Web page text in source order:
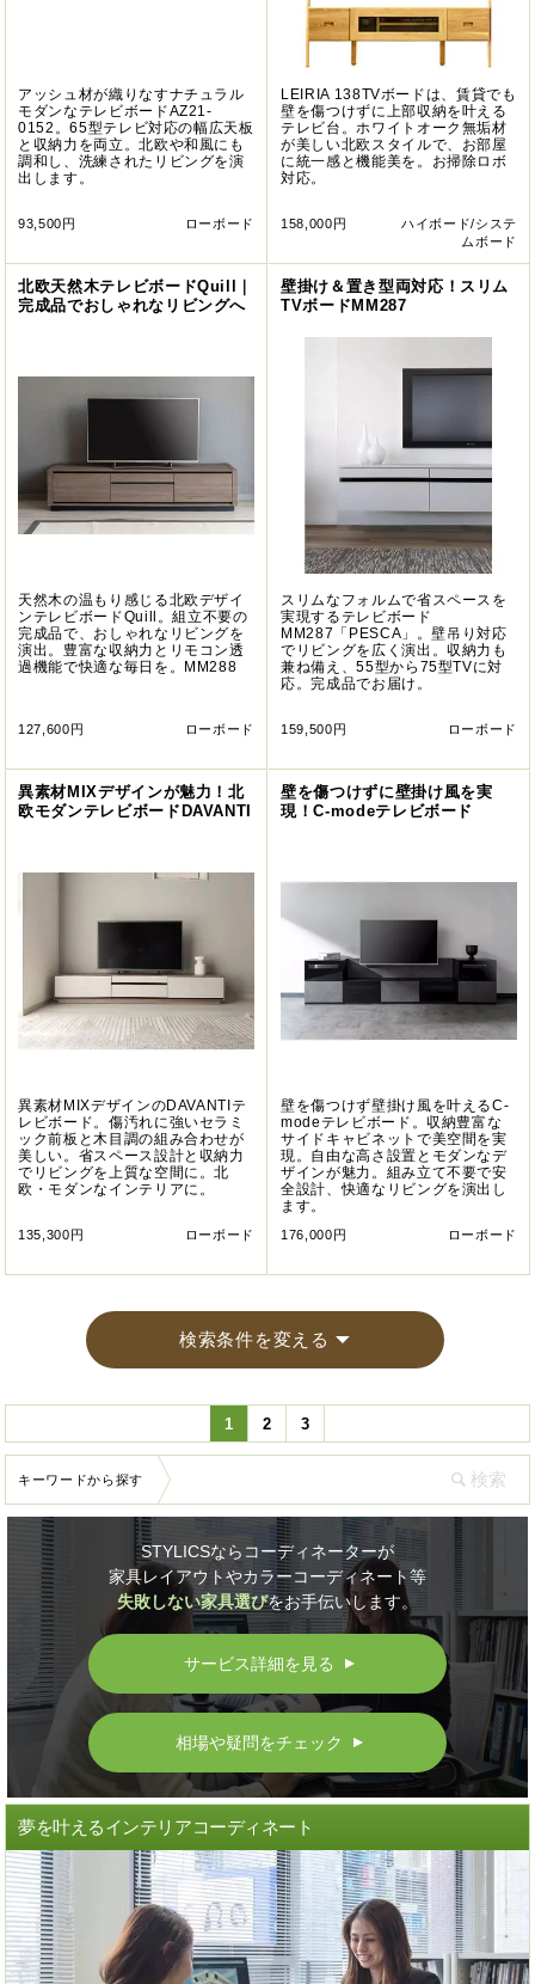
アッシュ材が織りなすナチュラル
モダンなテレビボードAZ21-
0152。65型テレビ対応の幅広天板
と収納力を両立。北欧や和風にも
調和し、洗練されたリビングを演
出します。
93,500円 ローボード
LEIRIA 138TVボードは、賃貸でも
壁を傷つけずに上部収納を叶える
テレビ台。ホワイトオーク無垢材
が美しい北欧スタイルで、お部屋
に統一感と機能美を。お掃除ロボ
対応。
158,000円
ハイボード/システ
ムボード
北欧天然木テレビボードQuill｜
完成品でおしゃれなリビングへ
天然木の温もり感じる北欧デザイ
ンテレビボードQuill。組立不要の
完成品で、おしゃれなリビングを
演出。豊富な収納力とリモコン透
過機能で快適な毎日を。MM288
127,600円 ローボード
壁掛け＆置き型両対応！スリム
TVボードMM287
スリムなフォルムで省スペースを
実現するテレビボード
MM287「PESCA」。壁吊り対応
でリビングを広く演出。収納力も
兼ね備え、55型から75型TVに対
応。完成品でお届け。
159,500円 ローボード
異素材MIXデザインが魅力！北
欧モダンテレビボードDAVANTI
異素材MIXデザインのDAVANTIテ
レビボード。傷汚れに強いセラミ
ック前板と木目調の組み合わせが
美しい。省スペース設計と収納力
でリビングを上質な空間に。北
欧・モダンなインテリアに。
135,300円 ローボード
壁を傷つけずに壁掛け風を実
現！C-modeテレビボード
壁を傷つけず壁掛け風を叶えるC-
modeテレビボード。収納豊富な
サイドキャビネットで美空間を実
現。自由な高さ設置とモダンなデ
ザインが魅力。組み立て不要で安
全設計、快適なリビングを演出し
ます。
176,000円 ローボード
検索条件を変える
1 2 3
キーワードから探す
STYLICSならコーディネーターが
家具レイアウトやカラーコーディネート等
失敗しない家具選びをお手伝いします。
サービス詳細を見る ▲
相場や疑問をチェック ▲
夢を叶えるインテリアコーディネート